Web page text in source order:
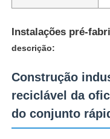
Instalações pré-
descrição:
Construção
reciclável da
do conjunto